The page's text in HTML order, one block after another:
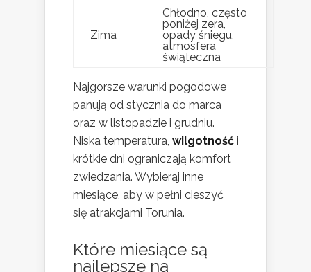
Zima
Chłodno, często
poniżej zera,
opady śniegu,
atmosfera
świąteczna
Najgorsze warunki pogodowe
panują od stycznia do marca
oraz w listopadzie i grudniu.
Niska temperatura, wilgotność i
krótkie dni ograniczają komfort
zwiedzania. Wybieraj inne
miesiące, aby w pełni cieszyć
się atrakcjami Torunia.
Które miesiące są
najlepsze na